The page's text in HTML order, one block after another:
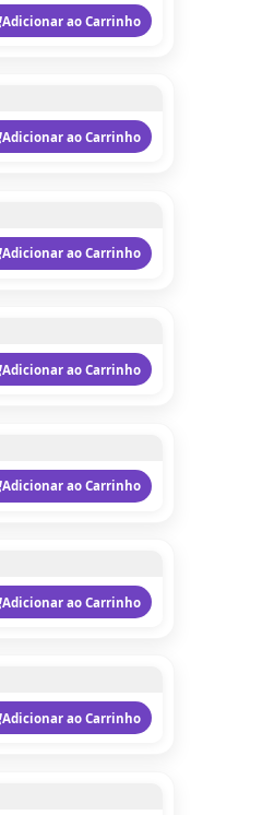
Adicionar ao Carrinho
Adicionar ao Carrinho
Adicionar ao Carrinho
Adicionar ao Carrinho
Adicionar ao Carrinho
Adicionar ao Carrinho
Adicionar ao Carrinho